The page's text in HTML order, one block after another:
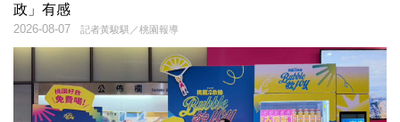
政」有感
記者黃駿騏／桃園報導
2026-08-07